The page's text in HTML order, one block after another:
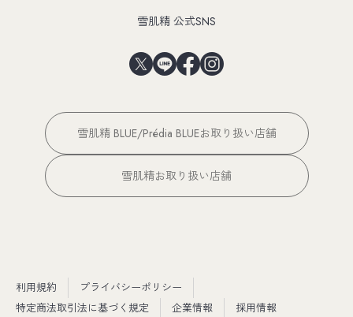
雪肌精 公式SNS
雪肌精 BLUE/Prédia BLUEお取り扱い店舗
雪肌精お取り扱い店舗
利用規約
プライバシーポリシー
特定商法取引法に基づく規定
企業情報 採用情報